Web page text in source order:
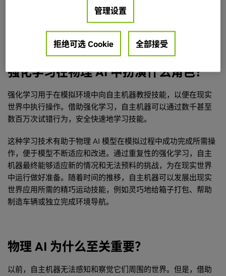
基于物理的数据生成始于某个空间 (例如工厂) 的
后在这个虚拟空间中添加传感器和自主机器 (如
执行模拟以模仿现实世界场景，传感器会捕捉各种交互，如刚
体动力学 (例如运动和碰撞) 或光在环境中的交互作用。
强化学习在物理 AI 中扮演什么角色？
强化学习用于在模拟环境中向自主机器教授技能，以便在现实
世界中执行操作。借助强化学习，自主机器可以通过数千甚至
数百万次试错行为，安全快速地学习技能。
这种学习技术有助于物理 AI 模型在模拟过程中成功完成所需操
作，便于模型不断适应和改进。通过重复性的强化学习，自主
机器最终能够适应新的情况和无法预料的挑战，为在现实世界
中运行做好准备。随着时间的推移，自主机器可以发展出现实
世界应用所需的精巧运动技能，例如灵巧地给箱子打包、帮助
制造车辆或独立完成环境导航。
物理 AI 为什么至关重要？
以前，自主机器无法感知和察觉它们周围的世界。但是，借助
管理设置
拒绝可选 Cookie 全部接受